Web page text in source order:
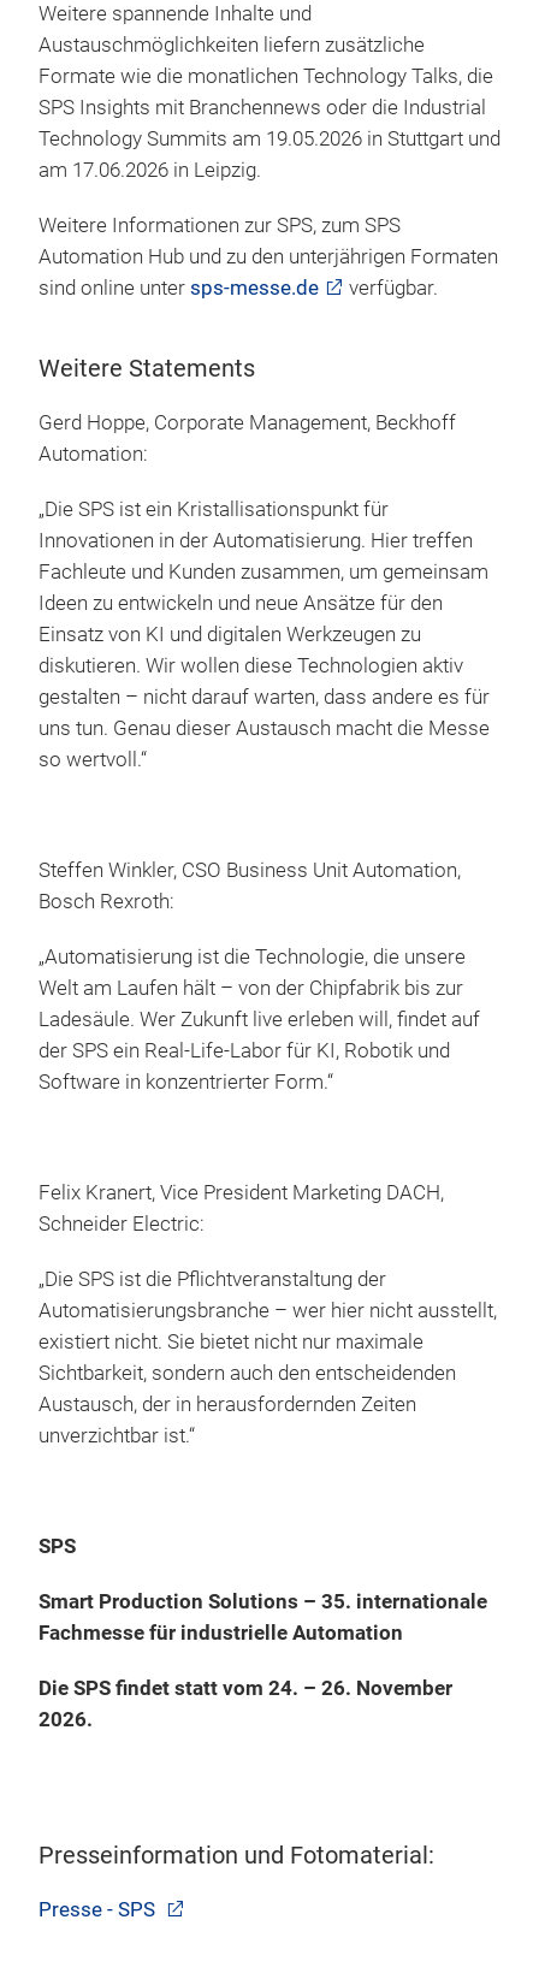
Weitere spannende Inhalte und
Austauschmöglichkeiten liefern zusätzliche
Formate wie die monatlichen Technology Talks, die
SPS Insights mit Branchennews oder die Industrial
Technology Summits am 19.05.2026 in Stuttgart und
am 17.06.2026 in Leipzig.
Weitere Informationen zur SPS, zum SPS
Automation Hub und zu den unterjährigen Formaten
sind online unter sps-messe.de verfügbar.
Weitere Statements
Gerd Hoppe, Corporate Management, Beckhoff
Automation:
„Die SPS ist ein Kristallisationspunkt für
Innovationen in der Automatisierung. Hier treffen
Fachleute und Kunden zusammen, um gemeinsam
Ideen zu entwickeln und neue Ansätze für den
Einsatz von KI und digitalen Werkzeugen zu
diskutieren. Wir wollen diese Technologien aktiv
gestalten – nicht darauf warten, dass andere es für
uns tun. Genau dieser Austausch macht die Messe
so wertvoll.“
Steffen Winkler, CSO Business Unit Automation,
Bosch Rexroth:
„Automatisierung ist die Technologie, die unsere
Welt am Laufen hält – von der Chipfabrik bis zur
Ladesäule. Wer Zukunft live erleben will, findet auf
der SPS ein Real-Life-Labor für KI, Robotik und
Software in konzentrierter Form.“
Felix Kranert, Vice President Marketing DACH,
Schneider Electric:
„Die SPS ist die Pflichtveranstaltung der
Automatisierungsbranche – wer hier nicht ausstellt,
existiert nicht. Sie bietet nicht nur maximale
Sichtbarkeit, sondern auch den entscheidenden
Austausch, der in herausfordernden Zeiten
unverzichtbar ist.“
SPS
Smart Production Solutions – 35. internationale
Fachmesse für industrielle Automation
Die SPS findet statt vom 24. – 26. November
2026.
Presseinformation und Fotomaterial:
Presse - SPS